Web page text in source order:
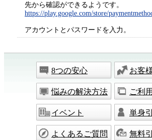
先から確認ができるようです。
https://play.google.com/store/
アカウントとパスワードを入力。
8つの安心 お客
悩みの解決方法 ご利
イベント 単身
よくあるご質問 無料